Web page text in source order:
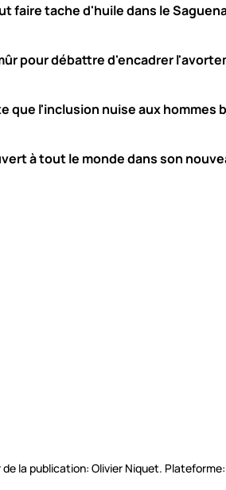
faire tache d'huile dans le
pour débattre d'encadrer
que l'inclusion nuise aux hommes
à tout le monde dans son
la publication: Olivier Niquet.